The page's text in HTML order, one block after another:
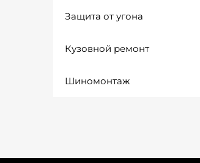
Защита от угона
Кузовной ремонт
Шиномонтаж